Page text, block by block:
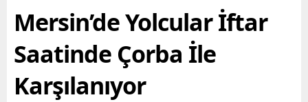
Mersin’de Yolcular İftar
Saatinde Çorba İle
Karşılanıyor